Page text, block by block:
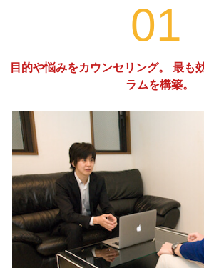
01
目的や悩みをカウンセリング。 最も
ラムを構築。